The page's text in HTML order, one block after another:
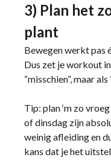
3) Plan het
plant
Bewegen werkt pas
Dus zet je workout
“misschien”, maar als
Tip: plan ‘m zo
of dinsdag zijn
weinig afleiding en
kans dat je het